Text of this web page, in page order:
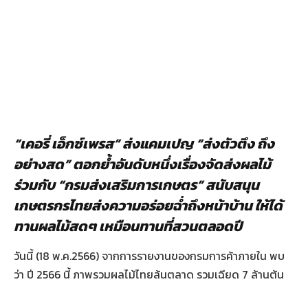
“เคอรี่ เอ็กซ์เพรส” ส่งแคมเปญ “ส่งตัวตึง ถึง
อย่างสด” ตอกย้ำอันดับหนึ่งเรื่องจัดส่งผลไม้
ร่วมกับ “กรมส่งเสริมการเกษตร” สนับสนุน
เกษตรกรไทยส่งความอร่อยฉ่ำถึงหน้าบ้าน ให้ได้
ทานผลไม้สดๆ เหมือนทานที่สวนตลอดปี
วันนี้ (18 พ.ค.2566) จากการรายงานของกรมการค้าภายใน พบ
ว่า ปี 2566 นี้ ภาพรวมผลไม้ไทยล้นตลาด รวมเฉียด 7 ล้านต้น